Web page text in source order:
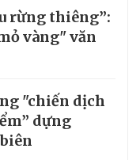
rừng thiêng”:
vàng" văn
"chiến dịch
dựng